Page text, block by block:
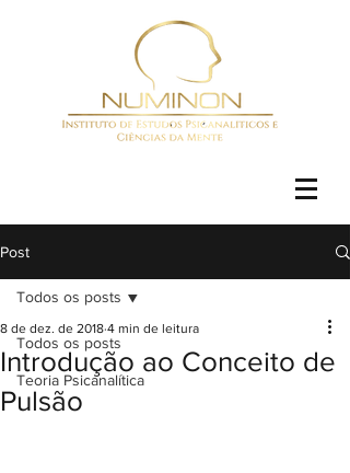
Post
Todos os posts
Teoria Psicanalítica
Todos os posts
Introdução ao Conceito de
Pulsão
8 de dez. de 2018 4 min de leitura